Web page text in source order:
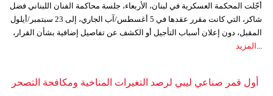
أجّلت المحكمة العسكرية في لبنان، الأربعاء، جلسة محاكمة الفنان اللبناني فضل
شاكر، التي كانت مقرر عقدها في 5 أغسطس/آب الجاري، إلى 23 سبتمبر/أيلول
المقبل، دون إعلان أسباب التأجيل أو الكشف عن تفاصيل إضافية بشأن القرار،
... المزيد
أول قمر صناعي ليبي لرصد التغيرات المناخية ومكافحة التصحر